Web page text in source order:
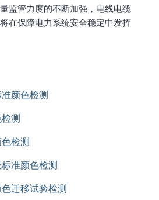
监管力度的不断加强，电线电缆
在保障电力系统安全稳定中发挥
颜色检测
测
检测
准颜色检测
迁移试验检测